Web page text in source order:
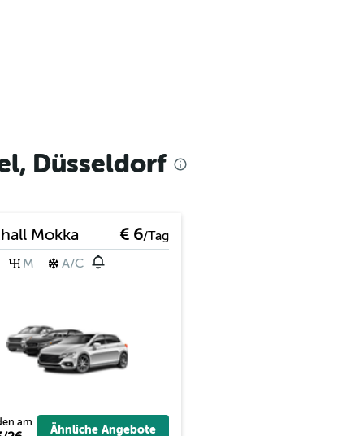
Düsseldorf
Mokka € 6/Tag
M
A/C
am
Ähnliche Angebote